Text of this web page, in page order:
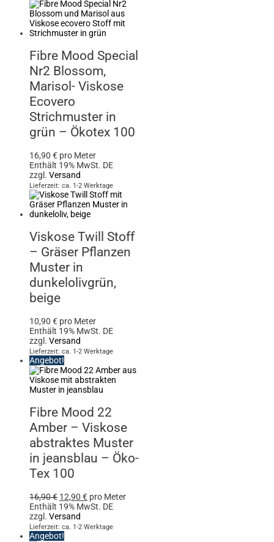
Fibre Mood Special
Nr2 Blossom,
Marisol- Viskose
Ecovero
Strichmuster in
grün – Ökotex 100
16,90 € pro Meter
Enthält 19% MwSt. DE
zzgl. Versand
Lieferzeit: ca. 1-2 Werktage
Viskose Twill Stoff
– Gräser Pflanzen
Muster in
dunkelolivgrün,
beige
10,90 € pro Meter
Enthält 19% MwSt. DE
zzgl. Versand
Lieferzeit: ca. 1-2 Werktage
Angebot!
Fibre Mood 22
Amber – Viskose
abstraktes Muster
in jeansblau – Öko-
Tex 100
16,90€ 12,90 € pro Meter
Enthält 19% MwSt. DE
zzgl. Versand
Lieferzeit: ca. 1-2 Werktage
Angebot!